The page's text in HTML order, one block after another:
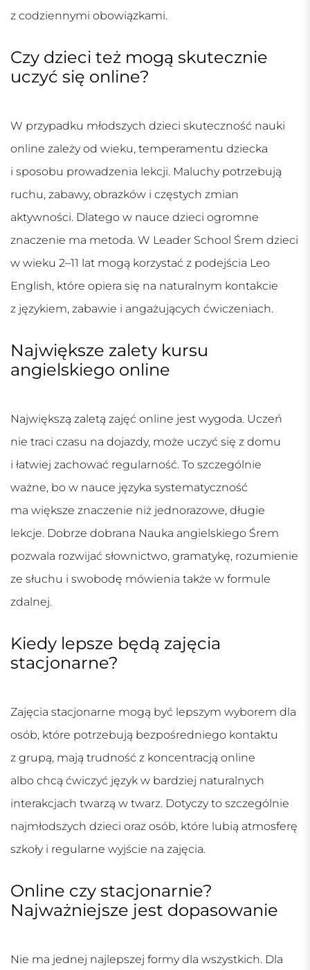
z codziennymi obowiązkami.
Czy dzieci też mogą skutecznie
uczyć się online?
W przypadku młodszych dzieci skuteczność nauki
online zależy od wieku, temperamentu dziecka
i sposobu prowadzenia lekcji. Maluchy potrzebują
ruchu, zabawy, obrazków i częstych zmian
aktywności. Dlatego w nauce dzieci ogromne
znaczenie ma metoda. W Leader School Śrem dzieci
w wieku 2–11 lat mogą korzystać z podejścia Leo
English, które opiera się na naturalnym kontakcie
z językiem, zabawie i angażujących ćwiczeniach.
Największe zalety kursu
angielskiego online
Największą zaletą zajęć online jest wygoda. Uczeń
nie traci czasu na dojazdy, może uczyć się z domu
i łatwiej zachować regularność. To szczególnie
ważne, bo w nauce języka systematyczność
ma większe znaczenie niż jednorazowe, długie
lekcje. Dobrze dobrana Nauka angielskiego Śrem
pozwala rozwijać słownictwo, gramatykę, rozumienie
ze słuchu i swobodę mówienia także w formule
zdalnej.
Kiedy lepsze będą zajęcia
stacjonarne?
Zajęcia stacjonarne mogą być lepszym wyborem dla
osób, które potrzebują bezpośredniego kontaktu
z grupą, mają trudność z koncentracją online
albo chcą ćwiczyć język w bardziej naturalnych
interakcjach twarzą w twarz. Dotyczy to szczególnie
najmłodszych dzieci oraz osób, które lubią atmosferę
szkoły i regularne wyjście na zajęcia.
Online czy stacjonarnie?
Najważniejsze jest dopasowanie
Nie ma jednej najlepszej formy dla wszystkich. Dla